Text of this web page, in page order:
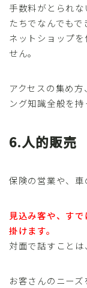
手数料がとられ
たちでなんでもで
ネットショップ
せん。
アクセスの集め
ング知識全般を持
6.人的販売
保険の営業や、車
見込み客や、す
掛けます。
対面で話すこと
お客さんのニー